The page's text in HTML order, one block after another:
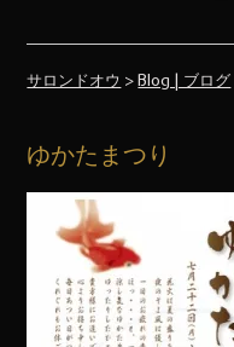
サロンドオウ >Blog | ブログ
ゆかたまつり